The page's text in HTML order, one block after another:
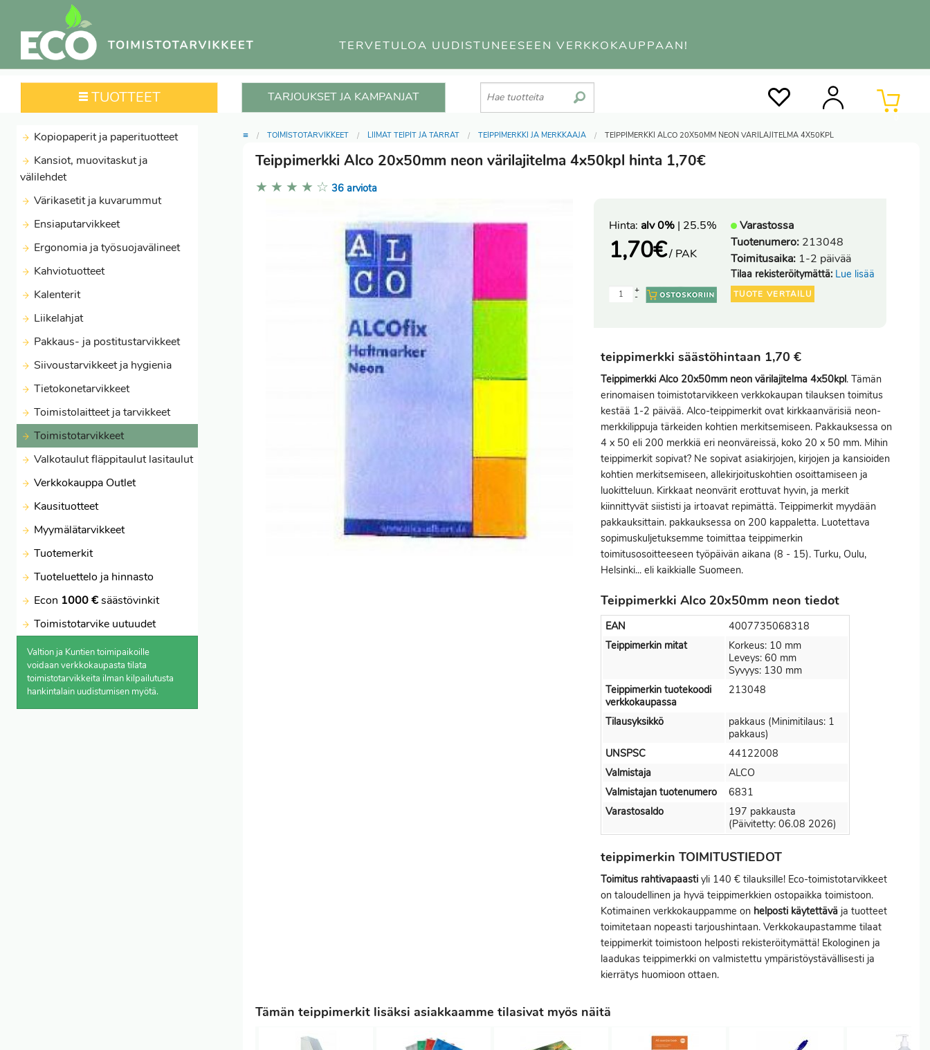
TERVETULOA UUDISTUNEESEEN VERKKOKAUPPAAN!
TUOTTEET TARJOUKSET JA KAMPANJAT
Kopiopaperit ja paperituotteet
Kansiot, muovitaskut ja
välilehdet
Värikasetit ja kuvarummut
Ensiaputarvikkeet
Ergonomia ja työsuojavälineet
Kahviotuotteet
Kalenterit
Liikelahjat
Pakkaus- ja postitustarvikkeet
Siivoustarvikkeet ja hygienia
Tietokonetarvikkeet
Toimistolaitteet ja tarvikkeet
Toimistotarvikkeet
Valkotaulut fläppitaulut lasitaulut
Verkkokauppa Outlet
Kausituotteet
Myymälätarvikkeet
Tuotemerkit
Tuoteluettelo ja hinnasto
Econ 1000 €säästövinkit
Toimistotarvike uutuudet
Valtion ja Kuntien toimipaikoille
voidaan verkkokaupasta tilata
toimistotarvikkeita ilman kilpailutusta
hankintalain uudistumisen myötä.
≡ TOIMISTOTARVIKKEET LIIMAT TEIPIT JA TARRAT TEIPPIMERKKI JA MERKKAAJA TEIPPIMERKKI ALCO 20X50MM NEON VÄRILAJITELMA 4X50KPL
Teippimerkki Alco 20x50mm neon värilajitelma 4x50kpl hinta 1,70€
★ ★ ★ ★ ☆ 36 arviota
Hinta: alv 0% | 25.5%
1,70€/ PAK
-
+
Varastossa
Tuotenumero: 213048
Toimitusaika: 1-2 päivää
Tilaa rekisteröitymättä: Lue lisää
TUOTE VERTAILU
teippimerkki säästöhintaan 1,70 €
Teippimerkki Alco 20x50mm neon värilajitelma 4x50kpl. Tämän
erinomaisen toimistotarvikkeen verkkokaupan tilauksen toimitus
kestää 1-2 päivää. Alco-teippimerkit ovat kirkkaanvärisiä neon-
merkkilippuja tärkeiden kohtien merkitsemiseen. Pakkauksessa on
4 x 50 eli 200 merkkiä eri neonväreissä, koko 20 x 50 mm. Mihin
teippimerkit sopivat? Ne sopivat asiakirjojen, kirjojen ja kansioiden
kohtien merkitsemiseen, allekirjoituskohtien osoittamiseen ja
luokitteluun. Kirkkaat neonvärit erottuvat hyvin, ja merkit
kiinnittyvät siististi ja irtoavat repimättä. Teippimerkit myydään
pakkauksittain. pakkauksessa on 200 kappaletta. Luotettava
sopimuskuljetuksemme toimittaa teippimerkin
toimitusosoitteeseen työpäivän aikana (8 - 15). Turku, Oulu,
Helsinki... eli kaikkialle Suomeen.
Teippimerkki Alco 20x50mm neon tiedot
EAN
4007735068318
Teippimerkin mitat
Korkeus: 10 mm
Leveys: 60 mm
Syvyys: 130 mm
Teippimerkin tuotekoodi
verkkokaupassa
213048
Tilausyksikkö
pakkaus (Minimitilaus: 1
pakkaus)
UNSPSC
44122008
Valmistaja
ALCO
Valmistajan tuotenumero
6831
Varastosaldo
197 pakkausta
(Päivitetty: 06.08 2026)
teippimerkin TOIMITUSTIEDOT
Toimitus rahtivapaasti yli 140 € tilauksille! Eco-toimistotarvikkeet
on taloudellinen ja hyvä teippimerkkien ostopaikka toimistoon.
Kotimainen verkkokauppamme on helposti käytettävä ja tuotteet
toimitetaan nopeasti tarjoushintaan. Verkkokaupastamme tilaat
teippimerkit toimistoon helposti rekisteröitymättä! Ekologinen ja
laadukas teippimerkki on valmistettu ympäristöystävällisesti ja
kierrätys huomioon ottaen.
Tämän teippimerkit lisäksi asiakkaamme tilasivat myös näitä